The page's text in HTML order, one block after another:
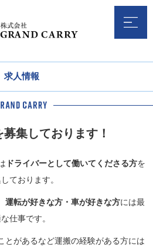
求人情報
募集しております！
ドライバーとして働いてくださる方を
ております。
運転が好きな方・車が好きな方には最
仕事です。
とがあるなど運搬の経験がある方には